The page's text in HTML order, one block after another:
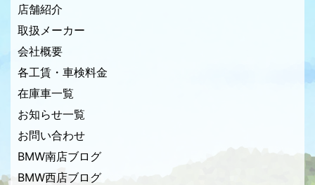
店舗紹介
取扱メーカー
会社概要
各工賃・車検料金
在庫車一覧
お知らせ一覧
お問い合わせ
BMW南店ブログ
BMW西店ブログ